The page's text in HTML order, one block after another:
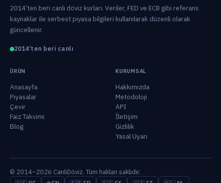
2014’ten beri canlı döviz kurları. Veriler, FED ve ECB gibi referans
kaynaklar ile serbest piyasa bilgileri kullanılarak düzenli olarak
güncellenir.
2014’ten beri canlı
ÜRÜN
Anasayfa
Piyasalar
Çevir
Faiz Takvimi
Blog
KURUMSAL
Hakkımızda
Metodoloji
API
İletişim
Gizlilik
Yasal Uyarı
© 2014–2026 CanlıDöviz. Tüm hakları saklıdır.